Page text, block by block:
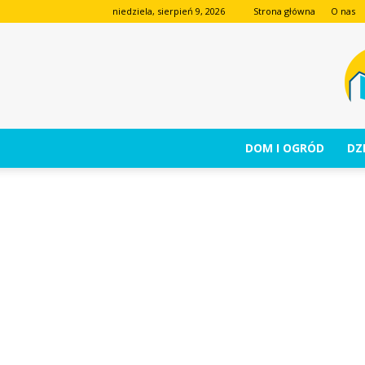
niedziela, sierpień 9, 2026 Strona główna O nas
DOM I OGRÓD